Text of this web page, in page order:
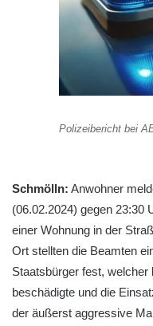
Polizeibericht bei
Schmölln: Anwohner
(06.02.2024) gegen 23:30
einer Wohnung in der
Ort stellten die Beamten
Staatsbürger fest, welcher
beschädigte und die
der äußerst aggressive